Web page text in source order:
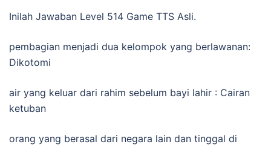
Inilah Jawaban Level 514 Game TTS Asli.
pembagian menjadi dua kelompok yang berlawanan:
Dikotomi
air yang keluar dari rahim sebelum bayi lahir : Cairan
ketuban
orang yang berasal dari negara lain dan tinggal di